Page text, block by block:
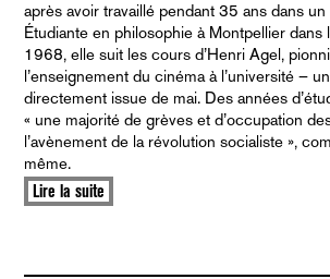
après avoir travaillé pendant 35 ans dans
Étudiante en philosophie à Montpellier dans
1968, elle suit les cours d’Henri Agel,
l’enseignement du cinéma à l’université –
directement issue de mai. Des années
« une majorité de grèves et d’occupation
l’avènement de la révolution socialiste »,
même.
Lire la suite